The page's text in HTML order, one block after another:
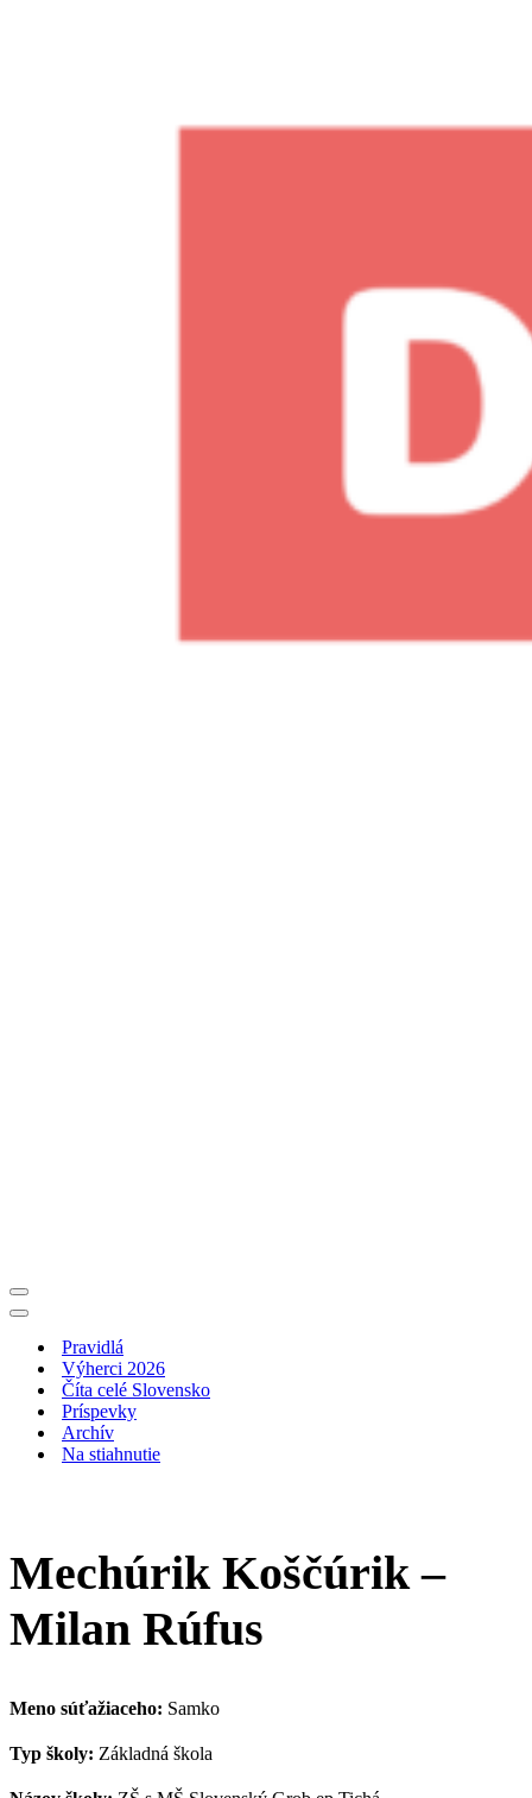
Menu
navigácie
Menu
navigáciePravidlá
Výherci 2026
Číta celé Slovensko
Príspevky
Archív
Na stiahnutie
Mechúrik Koščúrik –
Milan Rúfus
Meno súťažiaceho: Samko
Typ školy: Základná škola